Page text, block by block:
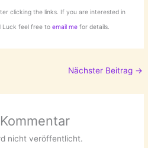
clicking the links. If you are interested in
Luck feel free to email me for details.
Nächster Beitrag →
nicht veröffentlicht.